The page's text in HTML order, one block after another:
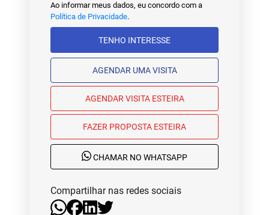
Ao informar meus dados, eu concordo com a
Política de Privacidade.
TENHO INTERESSE
AGENDAR UMA VISITA
AGENDAR VISITA ESTEIRA
FAZER PROPOSTA ESTEIRA
CHAMAR NO WHATSAPP
Compartilhar nas redes sociais